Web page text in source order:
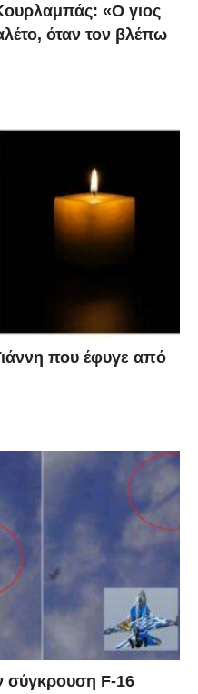
«Ο γιος
όταν τον βλέπω
που έφυγε από
σύγκρουση F-16